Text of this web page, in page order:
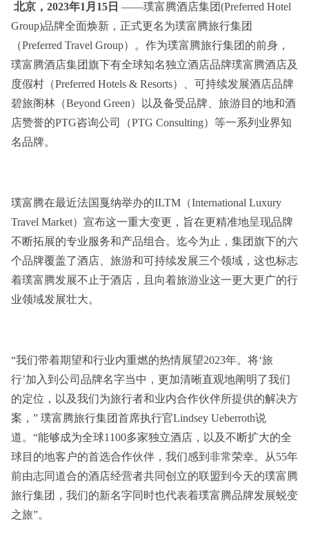
北京，2023年1月15日 ——璞富腾酒店集团(Preferred Hotel
Group)品牌全面焕新，正式更名为璞富腾旅行集团
（Preferred Travel Group）。作为璞富腾旅行集团的前身，
璞富腾酒店集团旗下有全球知名独立酒店品牌璞富腾酒店及
度假村（Preferred Hotels & Resorts）、可持续发展酒店品牌
碧旅阁林（Beyond Green）以及备受品牌、旅游目的地和酒
店赞誉的PTG咨询公司（PTG Consulting）等一系列业界知
名品牌。
璞富腾在最近法国戛纳举办的ILTM（International Luxury
Travel Market）宣布这一重大变更，旨在更精准地呈现品牌
不断拓展的专业服务和产品组合。迄今为止，集团旗下的六
个品牌覆盖了酒店、旅游和可持续发展三个领域，这也标志
着璞富腾发展不止于酒店，且向着旅游业这一更大更广的行
业领域发展壮大。
“我们带着期望和行业内重燃的热情展望2023年。将‘旅
行’加入到公司品牌名字当中，更加清晰直观地阐明了我们
的定位，以及我们为旅行者和业内合作伙伴所提供的解决方
案，” 璞富腾旅行集团首席执行官Lindsey Ueberroth说
道。“能够成为全球1100多家独立酒店，以及不断扩大的全
球目的地客户的首选合作伙伴，我们感到非常荣幸。从55年
前由志同道合的酒店经营者共同创立的联盟到今天的璞富腾
旅行集团，我们的新名字同时也代表着璞富腾品牌发展蜕变
之旅”。